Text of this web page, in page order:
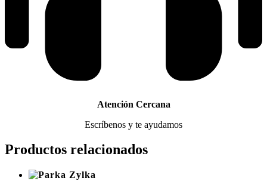
Atención Cercana
Escríbenos y te ayudamos
Productos relacionados